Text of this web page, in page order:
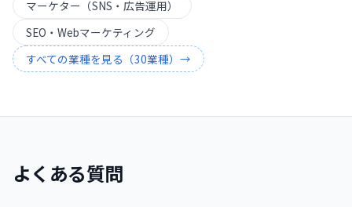
マーケター（SNS・広告運用）
SEO・Webマーケティング
すべての業種を見る（30業種）→
よくある質問